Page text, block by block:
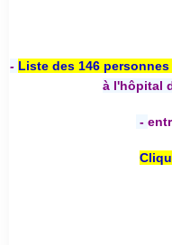
- Liste des 146 personnes
à l'hôpital
-